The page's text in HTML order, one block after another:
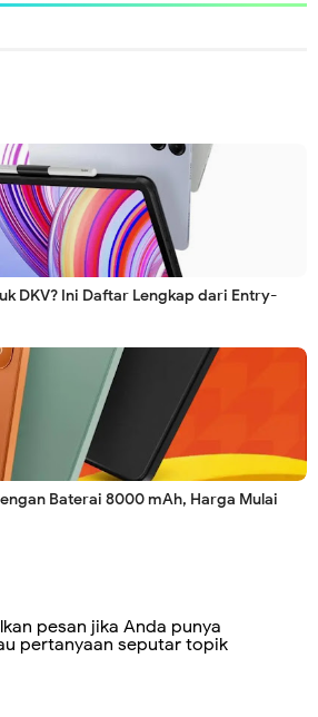
DKV? Ini Daftar Lengkap dari Entry-
Baterai 8000 mAh, Harga Mulai
pesan jika Anda punya
pertanyaan seputar topik